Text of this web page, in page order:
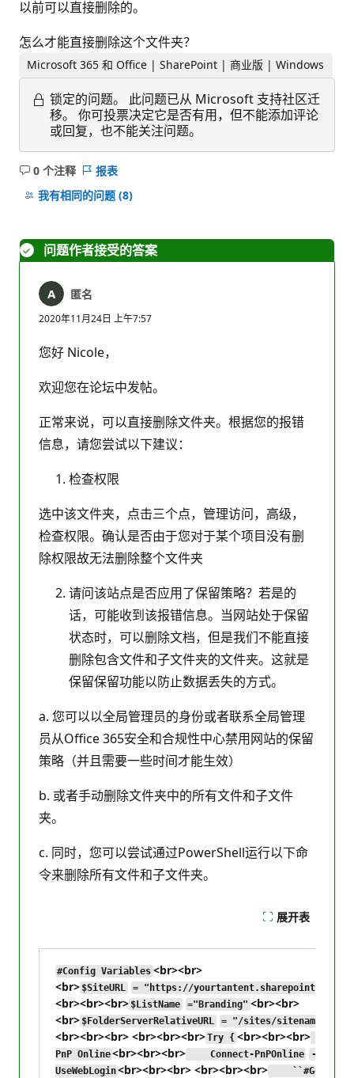
以前可以直接删除的。
怎么才能直接删除这个文件夹？
Microsoft 365 和 Office | SharePoint | 商业版 | Windows
锁定的问题。
此问题已从 Microsoft 支持社区迁
移。 你可投票决定它是否有用，但不能添加评论
或回复，也不能关注问题。
0 个注释
无
注
报表
我有相同的问题 (8)
问题作者接受的答案
匿名
2020年11月24日 上午7:57
您好 Nicole，
欢迎您在论坛中发帖。
正常来说，可以直接删除文件夹。根据您的报错
信息，请您尝试以下建议：
检查权限
选中该文件夹，点击三个点，管理访问，高级，
检查权限。确认是否由于您对于某个项目没有删
除权限故无法删除整个文件夹
请问该站点是否应用了保留策略？若是的
话，可能收到该报错信息。当网站处于保留
状态时，可以删除文档，但是我们不能直接
删除包含文件和子文件夹的文件夹。这就是
保留保留功能以防止数据丢失的方式。
a. 您可以以全局管理员的身份或者联系全局管理
员从Office 365安全和合规性中心禁用网站的保留
策略（并且需要一些时间才能生效）
b. 或者手动删除文件夹中的所有文件和子文件
夹。
c. 同时，您可以尝试通过PowerShell运行以下命
令来删除所有文件和子文件夹。
展开表
#Config Variables<br><br>
<br> $SiteURL = "https://yourtantent.sharepoint.com/
<br><br><br> $ListName ="Branding" <br><br>
<br> $FolderServerRelativeURL = "/sites/sitename/
<br><br><br> <br><br><br>Try { <br><br><br>
PnP Online<br><br><br> Connect-PnPOnline -Url
UseWebLogin<br><br><br> <br><br><br>
``#Get All